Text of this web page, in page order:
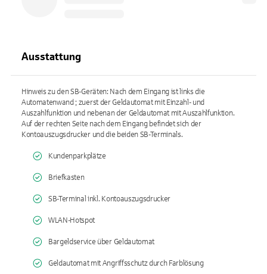
Ausstattung
Hinweis zu den SB-Geräten: Nach dem Eingang ist links die
Automatenwand ; zuerst der Geldautomat mit Einzahl- und
Auszahlfunktion und nebenan der Geldautomat mit Auszahlfunktion.
Auf der rechten Seite nach dem Eingang befindet sich der
Kontoauszugsdrucker und die beiden SB-Terminals.
Kundenparkplätze
Briefkasten
SB-Terminal inkl. Kontoauszugsdrucker
WLAN-Hotspot
Bargeldservice über Geldautomat
Geldautomat mit Angriffsschutz durch Farblösung